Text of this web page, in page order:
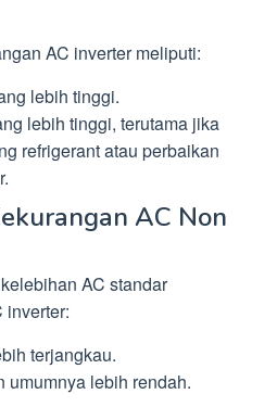
AC inverter meliputi:
lebih tinggi.
lebih tinggi, terutama jika
refrigerant atau perbaikan
AC Non
AC standar
inverter:
terjangkau.
umumnya lebih rendah.